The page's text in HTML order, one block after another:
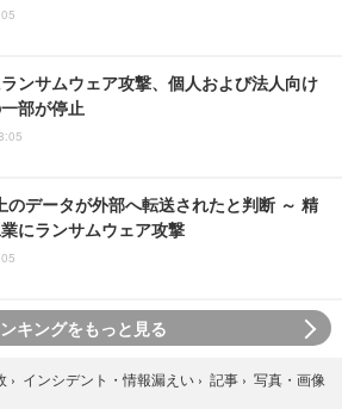
ンサムウェア攻撃、個人および法人向け
部が停止
のデータが外部へ転送されたと判断 ～ 精
にランサムウェア攻撃
キングをもっと見る
› インシデント・情報漏えい › 記事 › 写真・画像